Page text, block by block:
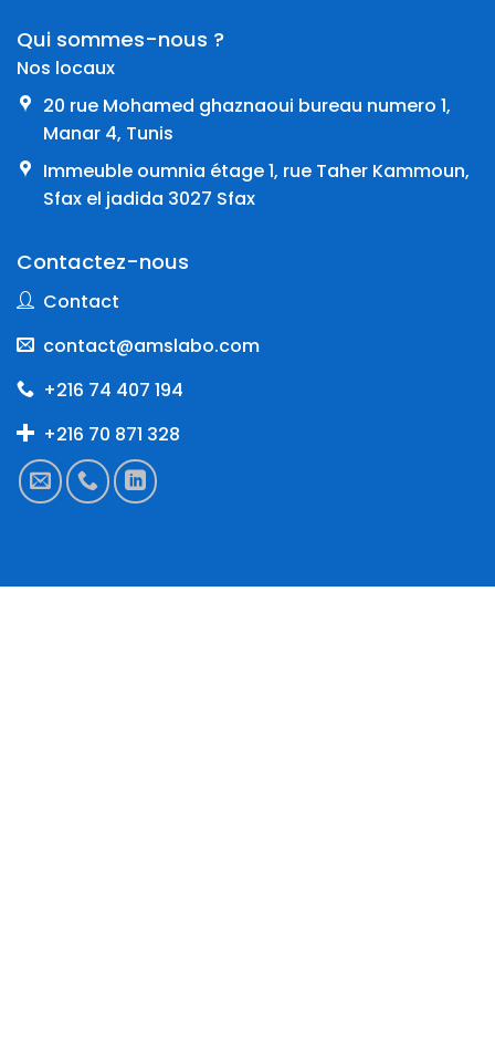
Qui sommes-nous ?
Nos locaux
20 rue Mohamed ghaznaoui bureau numero 1,
Manar 4, Tunis
Immeuble oumnia étage 1, rue Taher Kammoun,
Sfax el jadida 3027 Sfax
Contactez-nous
Contact
contact@amslabo.com
+216 74 407 194
+216 70 871 328